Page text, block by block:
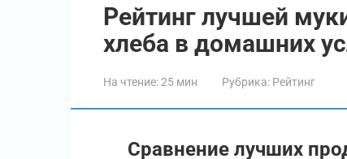
Рейтинг лучшей
хлеба в домашних
На чтение:25 мин Рубрика: Рейтинг
Сравнение лучших